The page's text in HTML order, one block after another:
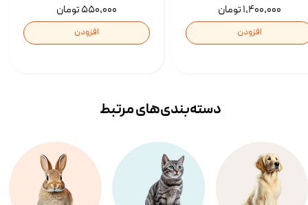
۵۵۰,۰۰۰ تومان
افزودن
۱,۴۰۰,۰۰۰ تومان
افزودن
دسته‌بندی‌‌های مرتبط